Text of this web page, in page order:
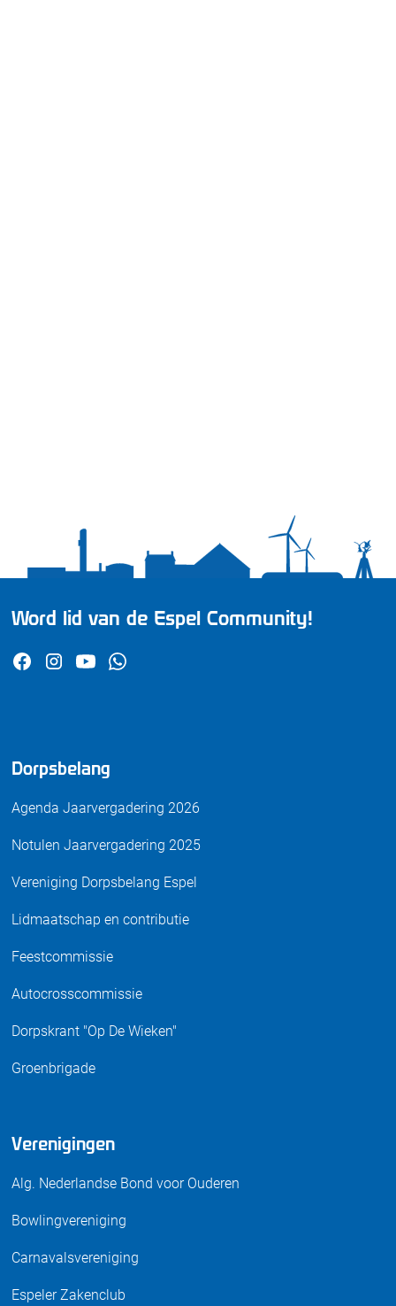
Word lid van de Espel Community!
Dorpsbelang
Agenda Jaarvergadering 2026
Notulen Jaarvergadering 2025
Vereniging Dorpsbelang Espel
Lidmaatschap en contributie
Feestcommissie
Autocrosscommissie
Dorpskrant "Op De Wieken"
Groenbrigade
Verenigingen
Alg. Nederlandse Bond voor Ouderen
Bowlingvereniging
Carnavalsvereniging
Espeler Zakenclub